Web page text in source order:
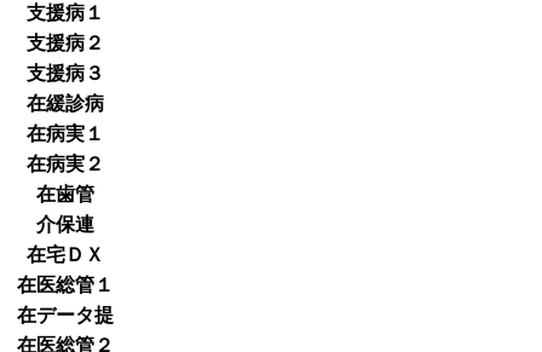
支援病１
支援病２
支援病３
在緩診病
在病実１
在病実２
在歯管
介保連
在宅ＤＸ
在医総管１
在データ提
在医総管２